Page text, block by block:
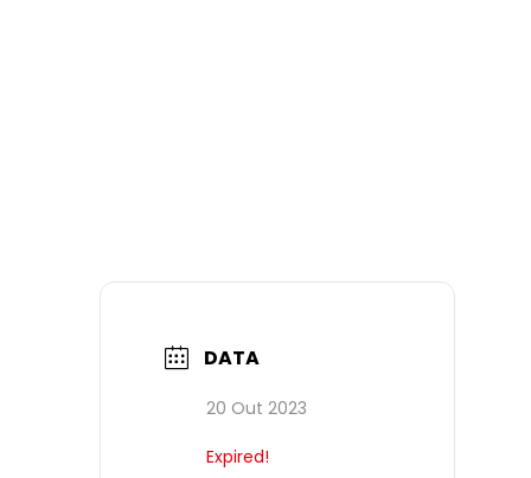
DATA
20 Out 2023
Expired!